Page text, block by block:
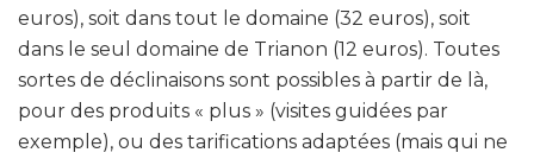
euros), soit dans tout le domaine (32 euros), soit
dans le seul domaine de Trianon (12 euros). Toutes
sortes de déclinaisons sont possibles à partir de là,
pour des produits « plus » (visites guidées par
exemple), ou des tarifications adaptées (mais qui ne